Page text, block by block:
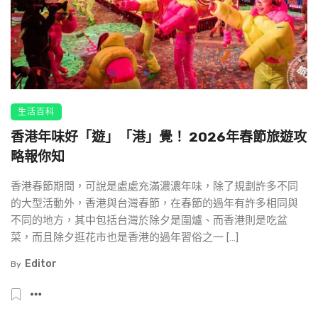
生活百科
香港年味好「遊」「港」覺！ 2026年春節旅遊攻
略報你知
香港春節期間，可說是處處充滿濃濃年味，除了規劃許多不同
的大型活動外，香港與台灣春節，在春節的過年有許多相同與
不同的地方，其中包括台灣於除夕是圍爐、而香港則是吃盆
菜，而且除夕逛花市也是香港的過年習俗之一 […]
By Editor